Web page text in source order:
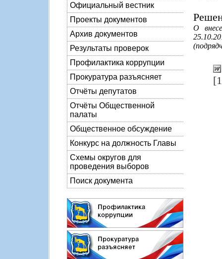
Официальный вестник
Проекты документов
Архив документов
Результаты проверок
Профилактика коррупции
Прокуратура разъясняет
Отчёты депутатов
Отчёты Общественной
палаты
Общественное обсуждение
Конкурс на должность Главы
Схемы округов для
проведения выборов
Поиск документа
О